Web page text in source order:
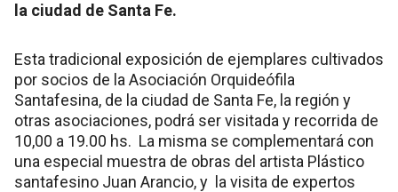
la ciudad de Santa Fe.
Esta tradicional exposición de ejemplares cultivados
por socios de la Asociación Orquideófila
Santafesina, de la ciudad de Santa Fe, la región y
otras asociaciones, podrá ser visitada y recorrida de
10,00 a 19.00 hs. La misma se complementará con
una especial muestra de obras del artista Plástico
santafesino Juan Arancio, y la visita de expertos